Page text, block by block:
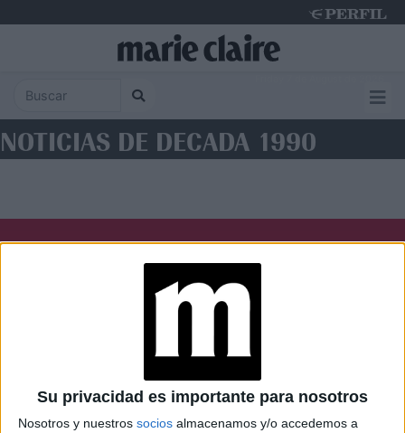
Su privacidad es importante para nosotros
Nosotros y nuestros socios almacenamos y/o accedemos a
NOTICIAS DE DECADA 1990
Caras Noticias
Weekend Parabrisas
Look
Luz Mía Lunateen Break BATimes